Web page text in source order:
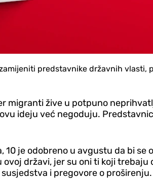
predstavnike državnih
žive u potpuno
ideju već negoduju.
je odobreno u avgustu da bi
državi, jer su oni ti koji
i pregovore o proširenju.